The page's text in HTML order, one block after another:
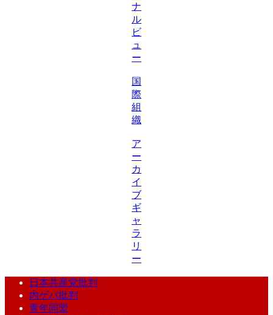
ナ
ル
ビ
ュ
ー
国
際
組
織
ア
ー
カ
イ
ブ
ギ
ャ
ラ
リ
ー
日本共産党批判
内ゲバ批判
青年同盟